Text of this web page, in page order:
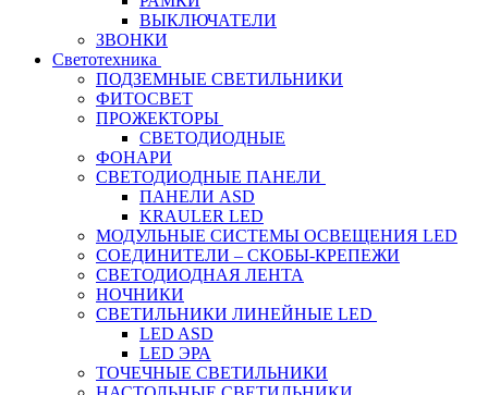
ВЫКЛЮЧАТЕЛИ
ЗВОНКИ
Светотехника
ПОДЗЕМНЫЕ СВЕТИЛЬНИКИ
ФИТОСВЕТ
ПРОЖЕКТОРЫ
СВЕТОДИОДНЫЕ
ФОНАРИ
СВЕТОДИОДНЫЕ ПАНЕЛИ
ПАНЕЛИ ASD
KRAULER LED
МОДУЛЬНЫЕ СИСТЕМЫ ОСВЕЩЕНИЯ LED
СОЕДИНИТЕЛИ – СКОБЫ-КРЕПЕЖИ
СВЕТОДИОДНАЯ ЛЕНТА
НОЧНИКИ
СВЕТИЛЬНИКИ ЛИНЕЙНЫЕ LED
LED ASD
LED ЭРА
ТОЧЕЧНЫЕ СВЕТИЛЬНИКИ